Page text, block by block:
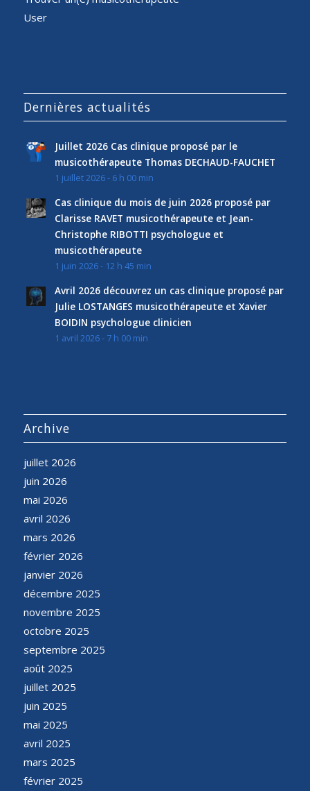
User
Dernières actualités
Juillet 2026 Cas clinique proposé par le
musicothérapeute Thomas DECHAUD-FAUCHET
1 juillet 2026 - 6 h 00 min
Cas clinique du mois de juin 2026 proposé par
Clarisse RAVET musicothérapeute et Jean-
Christophe RIBOTTI psychologue et
musicothérapeute
1 juin 2026 - 12 h 45 min
Avril 2026 découvrez un cas clinique proposé par
Julie LOSTANGES musicothérapeute et Xavier
BOIDIN psychologue clinicien
1 avril 2026 - 7 h 00 min
Archive
juillet 2026
juin 2026
mai 2026
avril 2026
mars 2026
février 2026
janvier 2026
décembre 2025
novembre 2025
octobre 2025
septembre 2025
août 2025
juillet 2025
juin 2025
mai 2025
avril 2025
mars 2025
février 2025